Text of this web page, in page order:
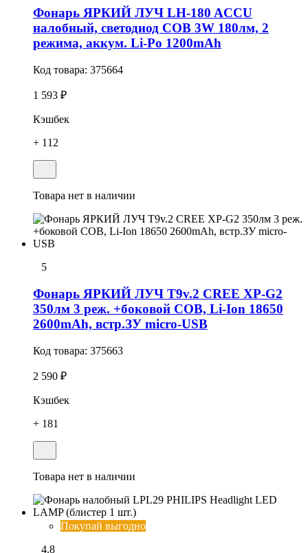
Фонарь ЯРКИЙ ЛУЧ LH-180 ACCU
налобный, светодиод COB 3W 180лм, 2
режима, аккум. Li-Po 1200mAh
Код товара: 375664
1 593 ₽
Кэшбек
+ 112
Товара нет в наличии
5
Фонарь ЯРКИЙ ЛУЧ T9v.2 CREE XP-G2
350лм 3 реж. +боковой COB, Li-Ion 18650
2600mAh, встр.ЗУ micro-USB
Код товара: 375663
2 590 ₽
Кэшбек
+ 181
Товара нет в наличии
Покупай выгодно
4.8